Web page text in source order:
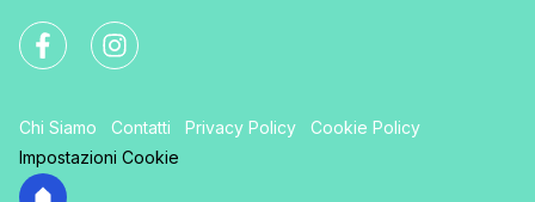
Chi Siamo Contatti Privacy Policy
Cookie Policy
Impostazioni Cookie